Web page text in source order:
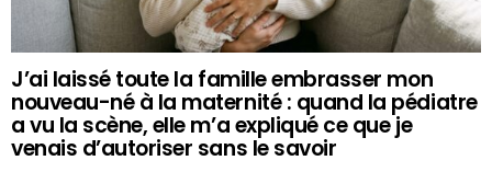
J’ai laissé toute la famille embrasser mon
nouveau-né à la maternité : quand la pédiatre
a vu la scène, elle m’a expliqué ce que je
venais d’autoriser sans le savoir